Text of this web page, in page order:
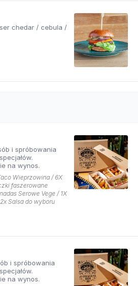
chedar / cebula /
i spróbowania
na wynos.
Wieprzowina / 6X
faszerowane
Serowe Vege / 1X
Salsa do wyboru
i spróbowania
na wynos.